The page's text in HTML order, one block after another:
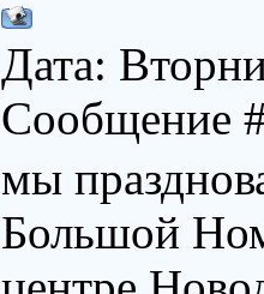
Дата:
Сообщение
мы
Большой